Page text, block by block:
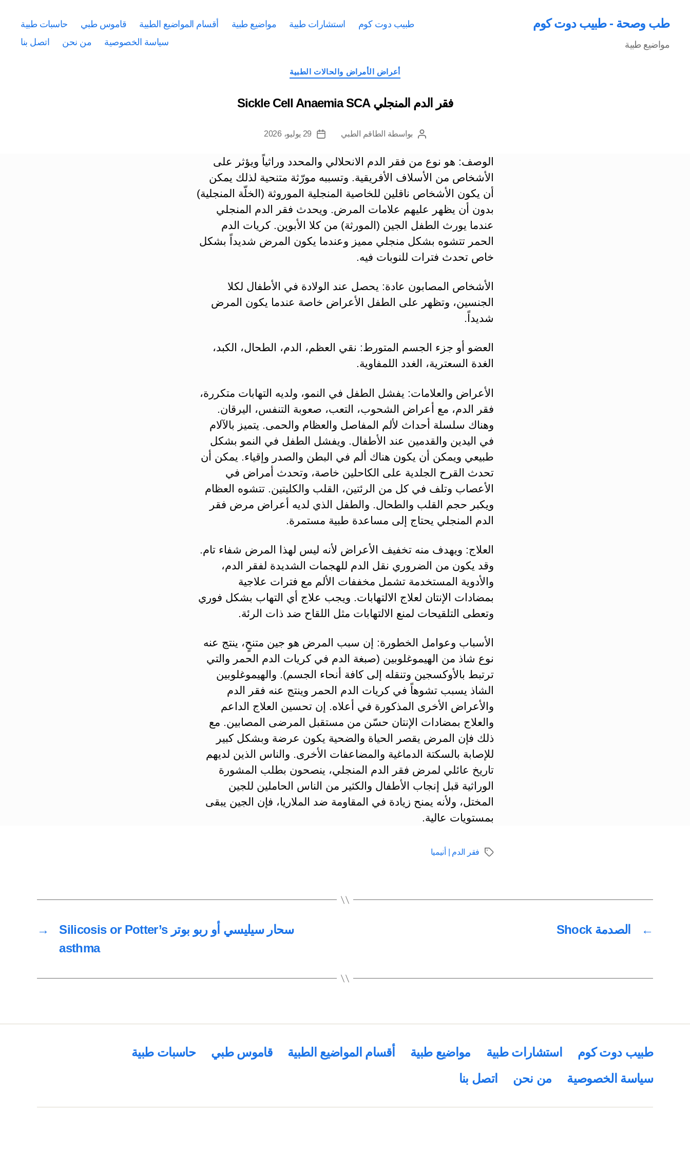
طب وصحة - طبيب دوت كوم
مواضيع طبية
طبيب دوت كوم استشارات طبية مواضيع طبية أقسام المواضيع الطبية قاموس طبي
حاسبات طبية
سياسة الخصوصية
من نحن اتصل بنا
التصنيفات
أعراض الأمراض والحالات الطبية
فقر الدم المنجلي Sickle Cell Anaemia SCA
كاتببواسطة الطاقم الطبي
تاريخ29 يوليو، 2026
الوصف: هو نوع من فقر الدم الانحلالي والمحدد وراثياً ويؤثر على
الأشخاص من الأسلاف الأفريقية. وتسببه مورّثة متنحية لذلك يمكن
أن يكون الأشخاص ناقلين للخاصية المنجلية الموروثة (الخلّة المنجلية)
بدون أن يظهر عليهم علامات المرض. ويحدث فقر الدم المنجلي
عندما يورث الطفل الجين (المورثة) من كلا الأبوين. كريات الدم
الحمر تتشوه بشكل منجلي مميز وعندما يكون المرض شديداً بشكل
خاص تحدث فترات للنوبات فيه.
الأشخاص المصابون عادة: يحصل عند الولادة في الأطفال لكلا
الجنسين، وتظهر على الطفل الأعراض خاصة عندما يكون المرض
شديداً.
العضو أو جزء الجسم المتورط: نقي العظم، الدم، الطحال، الكبد،
الغدة السعترية، الغدد اللمفاوية.
الأعراض والعلامات: يفشل الطفل في النمو، ولديه التهابات متكررة،
فقر الدم، مع أعراض الشحوب، التعب، صعوبة التنفس، اليرقان.
وهناك سلسلة أحداث لألم المفاصل والعظام والحمى. يتميز بالآلام
في اليدين والقدمين عند الأطفال. ويفشل الطفل في النمو بشكل
طبيعي ويمكن أن يكون هناك ألم في البطن والصدر وإقياء. يمكن أن
تحدث القرح الجلدية على الكاحلين خاصة، وتحدث أمراض في
الأعصاب وتلف في كل من الرئتين، القلب والكليتين. تتشوه العظام
ويكبر حجم القلب والطحال. والطفل الذي لديه أعراض مرض فقر
الدم المنجلي يحتاج إلى مساعدة طبية مستمرة.
العلاج: ويهدف منه تخفيف الأعراض لأنه ليس لهذا المرض شفاء تام.
وقد يكون من الضروري نقل الدم للهجمات الشديدة لفقر الدم،
والأدوية المستخدمة تشمل مخففات الألم مع فترات علاجية
بمضادات الإنتان لعلاج الالتهابات. ويجب علاج أي التهاب بشكل فوري
وتعطى التلقيحات لمنع الالتهابات مثل اللقاح ضد ذات الرئة.
الأسباب وعوامل الخطورة: إن سبب المرض هو جين متنحٍ، ينتج عنه
نوع شاذ من الهيموغلوبين (صبغة الدم في كريات الدم الحمر والتي
ترتبط بالأوكسجين وتنقله إلى كافة أنحاء الجسم). والهيموغلوبين
الشاذ يسبب تشوهاً في كريات الدم الحمر وينتج عنه فقر الدم
والأعراض الأخرى المذكورة في أعلاه. إن تحسين العلاج الداعم
والعلاج بمضادات الإنتان حسّن من مستقبل المرضى المصابين. مع
ذلك فإن المرض يقصر الحياة والضحية يكون عرضة وبشكل كبير
للإصابة بالسكتة الدماغية والمضاعفات الأخرى. والناس الذين لديهم
تاريخ عائلي لمرض فقر الدم المنجلي، ينصحون بطلب المشورة
الوراثية قبل إنجاب الأطفال والكثير من الناس الحاملين للجين
المختل، ولأنه يمنح زيادة في المقاومة ضد الملاريا، فإن الجين يبقى
بمستويات عالية.
الوسومفقر الدم | أنيميا
← الصدمة Shock →
سحار سيليسي أو ربو بوتر Silicosis or Potter’s
asthma
طبيب دوت كوم استشارات طبية مواضيع طبية أقسام المواضيع الطبية قاموس طبي
حاسبات طبية
سياسة الخصوصية
من نحن اتصل بنا